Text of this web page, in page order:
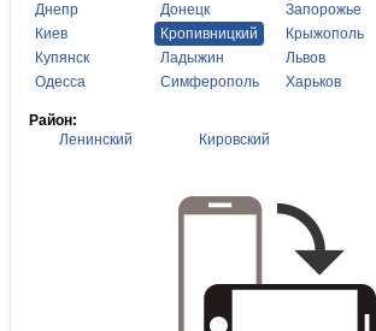
Днепр
Донецк
Запорожье
Киев
Кропивницкий
Крыжополь
Купянск
Ладыжин
Львов
Одесса
Симферополь Харьков
Район:
Ленинский
Кировский